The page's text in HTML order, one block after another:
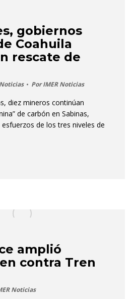
gobiernos
Coahuila
rescate de
Noticias PorIMER Noticias
diez mineros continúan
de carbón en Sabinas,
de los tres niveles de
amplió
contra Tren
Noticias